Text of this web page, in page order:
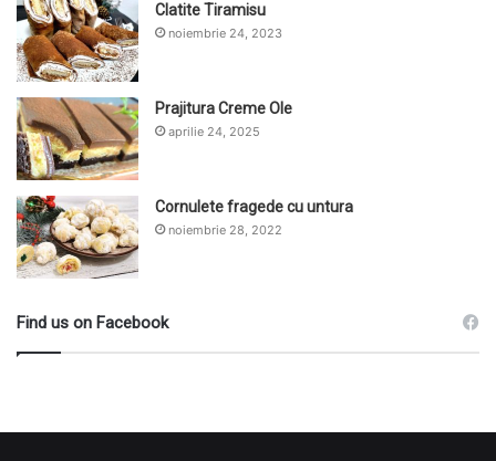
Clatite Tiramisu
noiembrie 24, 2023
Prajitura Creme Ole
aprilie 24, 2025
Cornulete fragede cu untura
noiembrie 28, 2022
Find us on Facebook